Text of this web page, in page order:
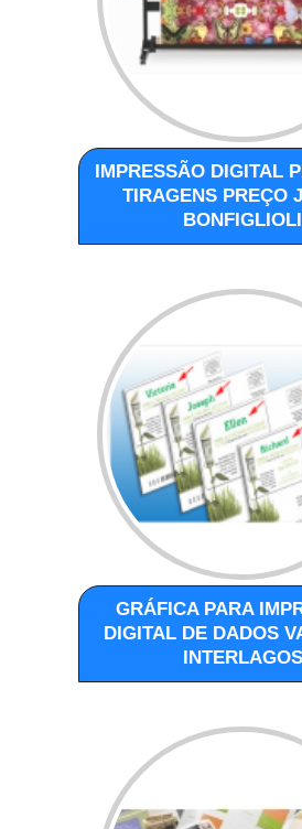
IMPRESSÃO DIGITAL
TIRAGENS PREÇO
BONFIGLIOLI
GRÁFICA PARA
DIGITAL DE DADOS
INTERLAGOS